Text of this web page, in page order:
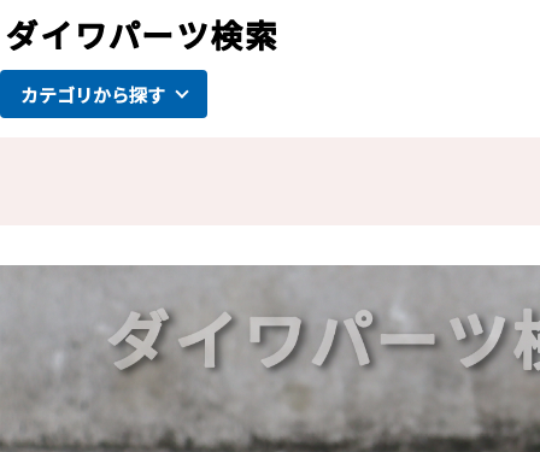
カテゴリから探す